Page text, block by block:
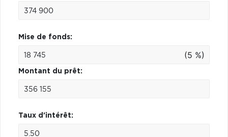
Mise de fonds:
(5 %)
Montant du prêt:
Taux d'intérêt: